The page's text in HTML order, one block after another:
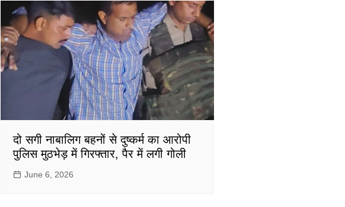
दो सगी नाबालिग बहनों से दुष्कर्म का आरोपी
पुलिस मुठभेड़ में गिरफ्तार, पैर में लगी गोली
June 6, 2026